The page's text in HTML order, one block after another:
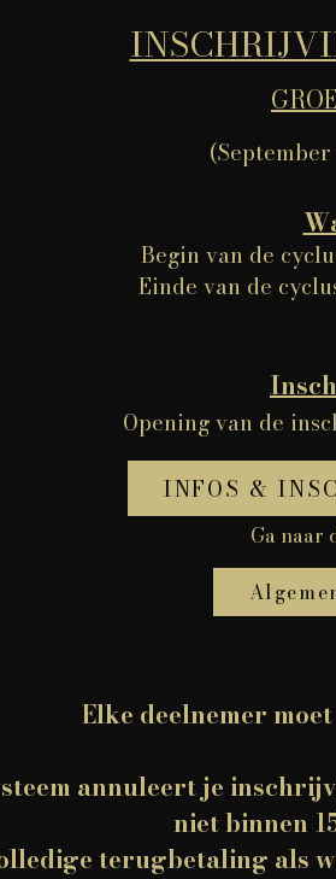
Begin van de
Einde van de
Opening van de
INFOS &
Ga naar
Elke deelnemer
annuleert je
niet binnen
terugbetaling als